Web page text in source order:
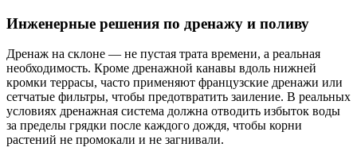
Инженерные решения по дренажу и поливу
Дренаж на склоне — не пустая трата времени, а реальная
необходимость. Кроме дренажной канавы вдоль нижней
кромки террасы, часто применяют французские дренажи или
сетчатые фильтры, чтобы предотвратить заиление. В реальных
условиях дренажная система должна отводить избыток воды
за пределы грядки после каждого дождя, чтобы корни
растений не промокали и не загнивали.